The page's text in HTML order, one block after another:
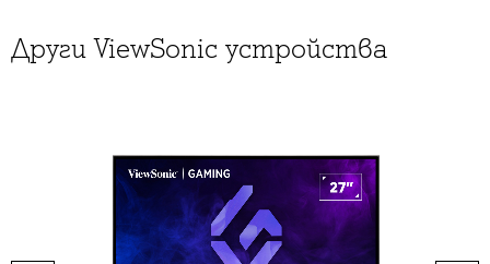
Други ViewSonic устройства